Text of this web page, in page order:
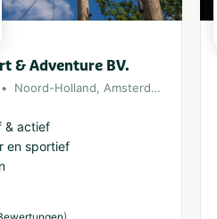
& Adventure BV.
Noord-Holland, Amsterdam
& actief
en sportief
)